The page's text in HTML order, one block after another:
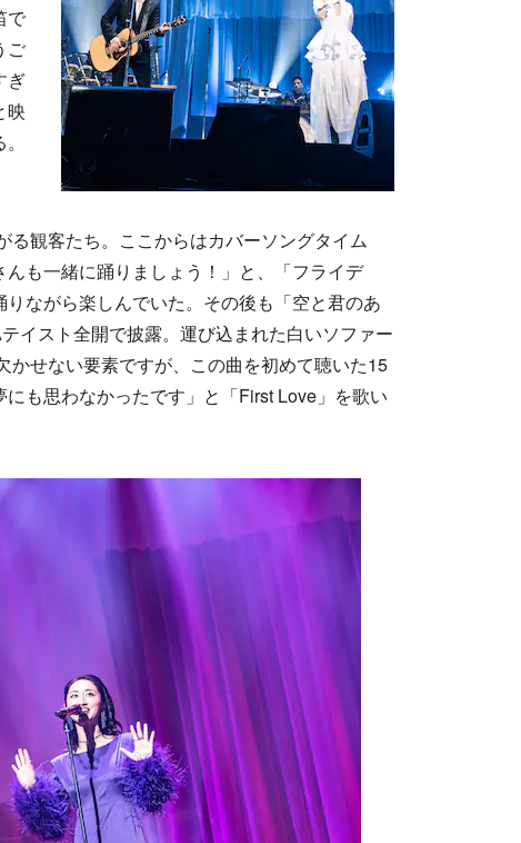
で
ご
ぎ
映
る観客たち。ここからはカバーソングタイム
も一緒に踊りましょう！」と、「フライデ
ながら楽しんでいた。その後も「空と君のあ
イスト全開で披露。運び込まれた白いソファー
かせない要素ですが、この曲を初めて聴いた15
も思わなかったです」と「First Love」を歌い